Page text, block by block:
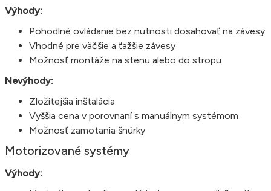
Výhody:
Pohodlné ovládanie bez nutnosti dosahovať na závesy
Vhodné pre väčšie a ťažšie závesy
Možnosť montáže na stenu alebo do stropu
Nevýhody:
Zložitejšia inštalácia
Vyššia cena v porovnaní s manuálnym systémom
Možnosť zamotania šnúrky
Motorizované systémy
Výhody: